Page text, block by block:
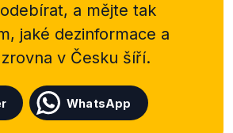
a mějte tak
jaké dezinformace a
v Česku šíří.
WhatsApp